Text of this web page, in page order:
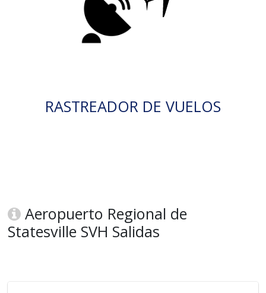
RASTREADOR DE VUELOS
Aeropuerto Regional de
Statesville SVH Salidas